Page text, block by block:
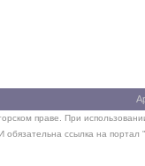
праве. При
обязательна ссылка на